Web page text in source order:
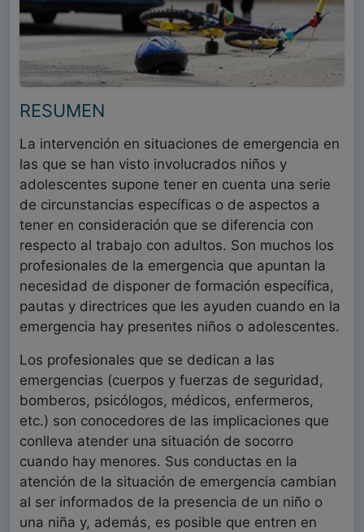
RESUMEN
La intervención en situaciones de emergencia en
las que se han visto involucrados niños y
adolescentes supone tener en cuenta una serie
de circunstancias específicas o de aspectos a
tener en consideración que se diferencia con
respecto al trabajo con adultos. Son muchos los
profesionales de la emergencia que apuntan la
necesidad de disponer de formación específica,
pautas y directrices que les ayuden cuando en la
emergencia hay presentes niños o adolescentes.
Los profesionales que se dedican a las
emergencias (cuerpos y fuerzas de seguridad,
bomberos, psicólogos, médicos, enfermeros,
etc.) son conocedores de las implicaciones que
conlleva atender una situación de socorro
cuando hay menores. Sus conductas en la
atención de la situación de emergencia cambian
al ser informados de la presencia de un niño o
una niña y, además, es posible que entren en